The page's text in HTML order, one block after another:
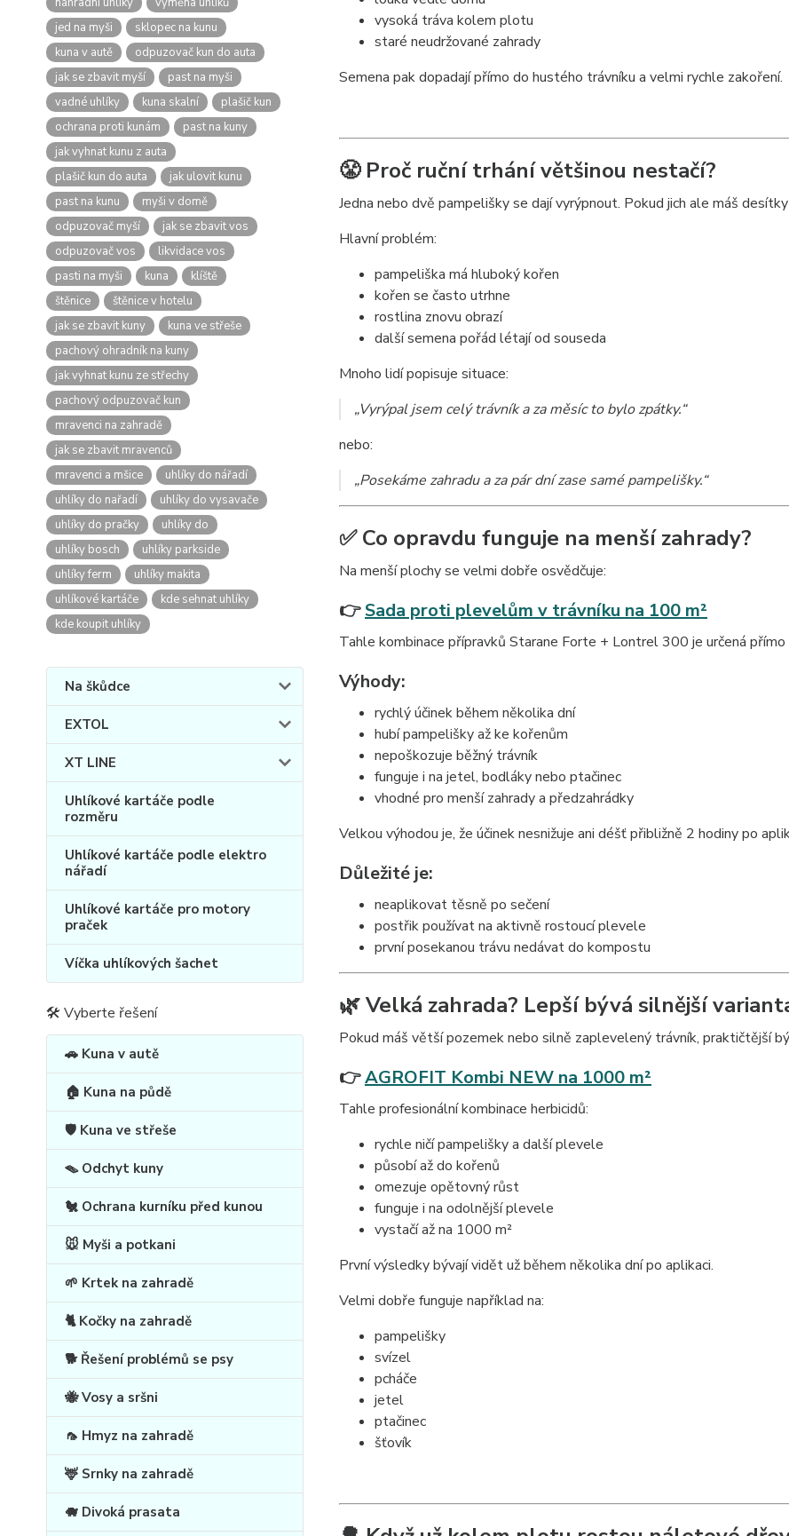
jed na myši
sklopec na kunu
kuna v autě
odpuzovač kun do auta
jak se zbavit myší
past na myši
vadné uhlíky
kuna skalní
plašič kun
ochrana proti kunám
past na kuny
jak vyhnat kunu z auta
plašič kun do auta
jak ulovit kunu
past na kunu
myši v domě
odpuzovač myší
jak se zbavit vos
odpuzovač vos
likvidace vos
pasti na myši
kuna
klíště
štěnice
štěnice v hotelu
jak se zbavit kuny
kuna ve střeše
pachový ohradník na kuny
jak vyhnat kunu ze střechy
pachový odpuzovač kun
mravenci na zahradě
jak se zbavit mravenců
mravenci a mšice
uhlíky do nářadí
uhlíky do nařadí
uhlíky do vysavače
uhlíky do pračky
uhlíky do
uhlíky bosch
uhlíky parkside
uhlíky ferm
uhlíky makita
uhlíkové kartáče
kde sehnat uhlíky
kde koupit uhlíky
Na škůdce
EXTOL
XT LINE
Uhlíkové kartáče podle
rozměru
Uhlíkové kartáče podle elektro
nářadí
Uhlíkové kartáče pro motory
praček
Víčka uhlíkových šachet
🛠 Vyberte řešení
🚗 Kuna v autě
🏠 Kuna na půdě
🛡️ Kuna ve střeše
🪤 Odchyt kuny
🐔 Ochrana kurníku před kunou
🐭 Myši a potkani
🌱 Krtek na zahradě
🐈 Kočky na zahradě
🐕 Řešení problémů se psy
🐝 Vosy a sršni
🦟 Hmyz na zahradě
🦌 Srnky na zahradě
🐗 Divoká prasata
vysoká tráva kolem plotu
staré neudržované zahrady
Semena pak dopadají přímo do hustého trávníku a velmi rychle zakoření.
😤 Proč ruční trhání většinou nestačí?
Jedna nebo dvě pampelišky se dají vyrýpnout. Pokud jich ale máš
Hlavní problém:
pampeliška má hluboký kořen
kořen se často utrhne
rostlina znovu obrazí
další semena pořád létají od souseda
Mnoho lidí popisuje situace:
„Vyrýpal jsem celý trávník a za měsíc to bylo zpátky.“
nebo:
„Posekáme zahradu a za pár dní zase samé pampelišky.“
✅ Co opravdu funguje na menší zahrady?
Na menší plochy se velmi dobře osvědčuje:
👉Sada proti plevelům v trávníku na 100 m²
Tahle kombinace přípravků Starane Forte + Lontrel 300 je určená
Výhody:
rychlý účinek během několika dní
hubí pampelišky až ke kořenům
nepoškozuje běžný trávník
funguje i na jetel, bodláky nebo ptačinec
vhodné pro menší zahrady a předzahrádky
Velkou výhodou je, že účinek nesnižuje ani déšť přibližně 2 hodiny po
Důležité je:
neaplikovat těsně po sečení
postřik používat na aktivně rostoucí plevele
první posekanou trávu nedávat do kompostu
🌿 Velká zahrada? Lepší bývá silnější
Pokud máš větší pozemek nebo silně zaplevelený trávník, praktičtější
👉AGROFIT Kombi NEW na 1000 m²
Tahle profesionální kombinace herbicidů:
rychle ničí pampelišky a další plevele
působí až do kořenů
omezuje opětovný růst
funguje i na odolnější plevele
vystačí až na 1000 m²
První výsledky bývají vidět už během několika dní po aplikaci.
Velmi dobře funguje například na:
pampelišky
svízel
pcháče
jetel
ptačinec
šťovík